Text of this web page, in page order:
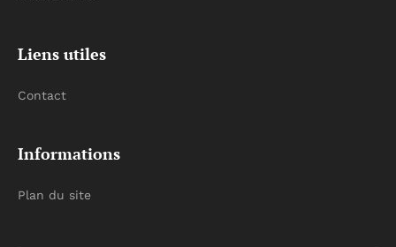
Liens utiles
Contact
Informations
Plan du site